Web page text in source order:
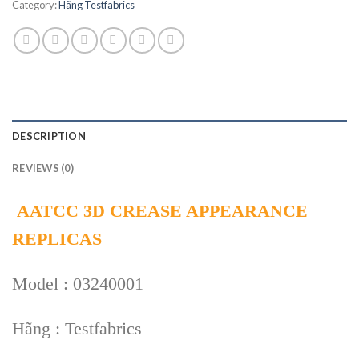
Category:Hãng Testfabrics
DESCRIPTION
REVIEWS (0)
AATCC 3D CREASE APPEARANCE
REPLICAS
Model : 03240001
Hãng : Testfabrics